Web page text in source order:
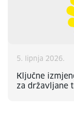
5. lipnja 2026.
Ključne
za državljane